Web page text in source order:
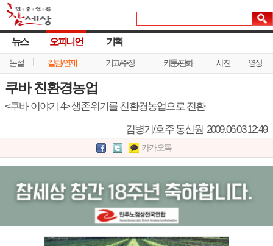
뉴스 오피니언
논설 칼럼/연재 기고/주장 카툰/판화 사진 영상
기획
쿠바 친환경농업
<쿠바 이야기 4> 생존위기를 친환경농업으로 전환
김병기/호주 통신원 2009.06.03 12:49
카카오톡